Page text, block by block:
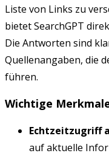
Liste von Links zu
bietet SearchGPT
Die Antworten sind
Quellenangaben, die
führen.
Wichtige
Echtzeitzugriff
auf aktuelle